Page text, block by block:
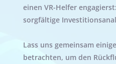
einen VR-Helfer
sorgfältige
Lass uns gemeinsam
betrachten, um den